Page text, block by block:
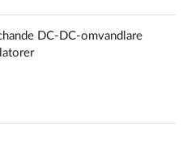
DC-DC-omvandlare